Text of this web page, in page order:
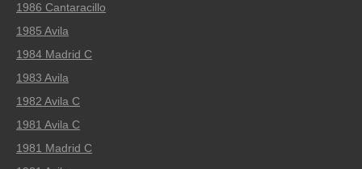
1986 Cantaracillo
1985 Avila
1984 Madrid C
1983 Avila
1982 Avila C
1981 Avila C
1981 Madrid C